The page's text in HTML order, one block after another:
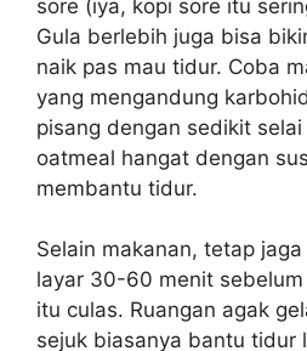
sore (iya, kopi sore itu
Gula berlebih juga bisa
naik pas mau tidur. Coba
yang mengandung
pisang dengan sedikit
oatmeal hangat dengan
membantu tidur.
Selain makanan, tetap
layar 30-60 menit
itu culas. Ruangan agak
sejuk biasanya bantu tidur